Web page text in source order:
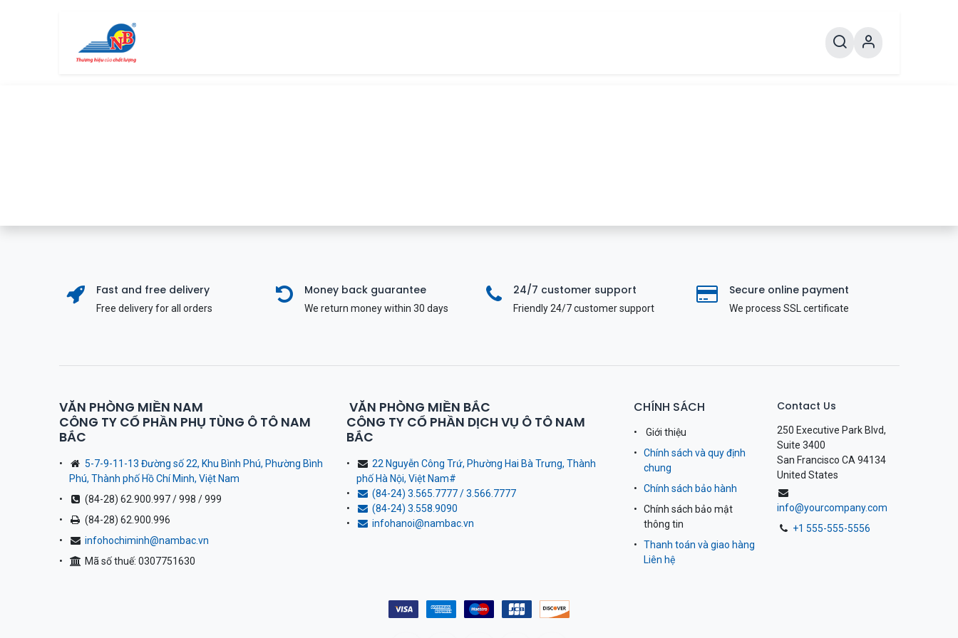
Fast and free delivery
Free delivery for all orders
Money back guarantee
We return money within 30 days
24/7 customer support
Friendly 24/7 customer support
Secure online payment
We process SSL сertificate
VĂN PHÒNG MIỀN NAM
CÔNG TY CỔ PHẦN PHỤ TÙNG Ô TÔ NAM
BẮC
5-7-9-11-13 Đường số 22, Khu Bình Phú, Phường Bình
Phú, Thành phố Hồ Chí Minh, Việt Nam
(84-28) 62.900.997 / 998 / 999
(84-28) 62.900.996
infohochiminh@nambac.vn
Mã số thuế: 0307751630
VĂN PHÒNG MIỀN BẮC
CÔNG TY CỔ PHẦN DỊCH VỤ Ô TÔ NAM
BẮC
22 Nguyễn Công Trứ, Phường Hai Bà Trưng, Thành
phố Hà Nội, Việt Nam#
(84-24) 3.565.7777 / 3.566.7777
(84-24) 3.558.9090
infohanoi@nambac.vn
CHÍNH SÁCH
Giới thiệu
Chính sách và quy định
chung
Chính sách bảo hành
Chính sách bảo mật
thông tin
Thanh toán và giao hàng
Liên hệ
Contact Us
250 Executive Park Blvd,
Suite 3400
San Francisco CA 94134
United States
info@yourcompany.com
+1 555-555-5556